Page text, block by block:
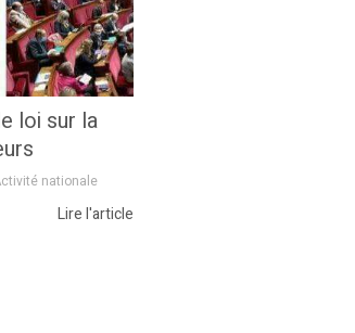
loi sur la
nationale
Lire l'article